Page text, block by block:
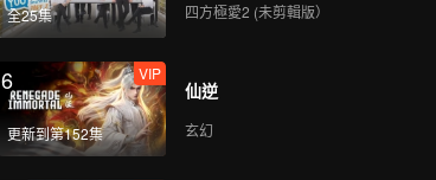
全25集 四方極愛2 (未剪輯版）
6
更新到第152集
VIP
仙逆
玄幻